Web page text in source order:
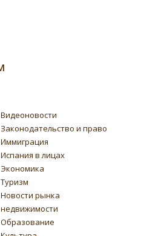
Видеоновости
Законодательство и право
Иммиграция
Испания в лицах
Экономика
Туризм
Новости рынка
недвижимости
Образование